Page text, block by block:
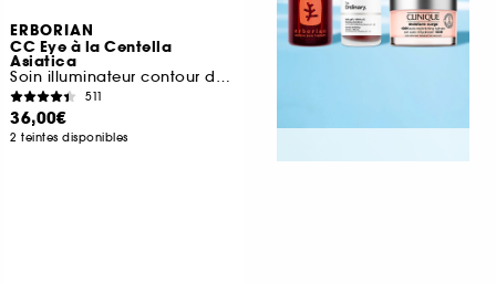
ERBORIAN
CC Eye à la Centella
Asiatica
Soin illuminateur contour des yeux
511
36,00€
2 teintes disponibles